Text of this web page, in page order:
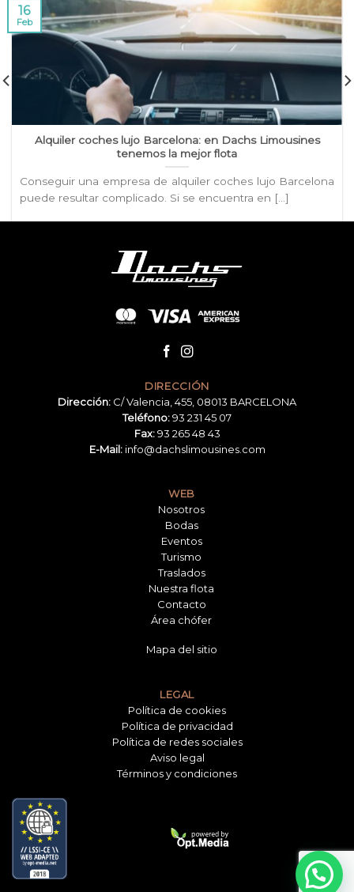
Alquiler coches lujo Barcelona: en Dachs Limousines
tenemos la mejor flota
Conseguir una empresa de alquiler coches lujo Barcelona
puede resultar complicado. Si se encuentra en [...]
16
Feb
DIRECCIÓN
Dirección: C/ Valencia, 455, 08013 BARCELONA
Teléfono:93 231 45 07
Fax:93 265 48 43
E-Mail: info@dachslimousines.com
WEB
Nosotros
Bodas
Eventos
Turismo
Traslados
Nuestra flota
Contacto
Área chófer
Mapa del sitio
LEGAL
Política de cookies
Política de privacidad
Política de redes sociales
Aviso legal
Términos y condiciones